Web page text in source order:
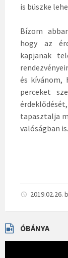
is büszke
Bízom
hogy az
kapjanak
és kívánom,
perceket
tapasztalja
valóságban is.
2019.02.26.
ÓBÁNYA